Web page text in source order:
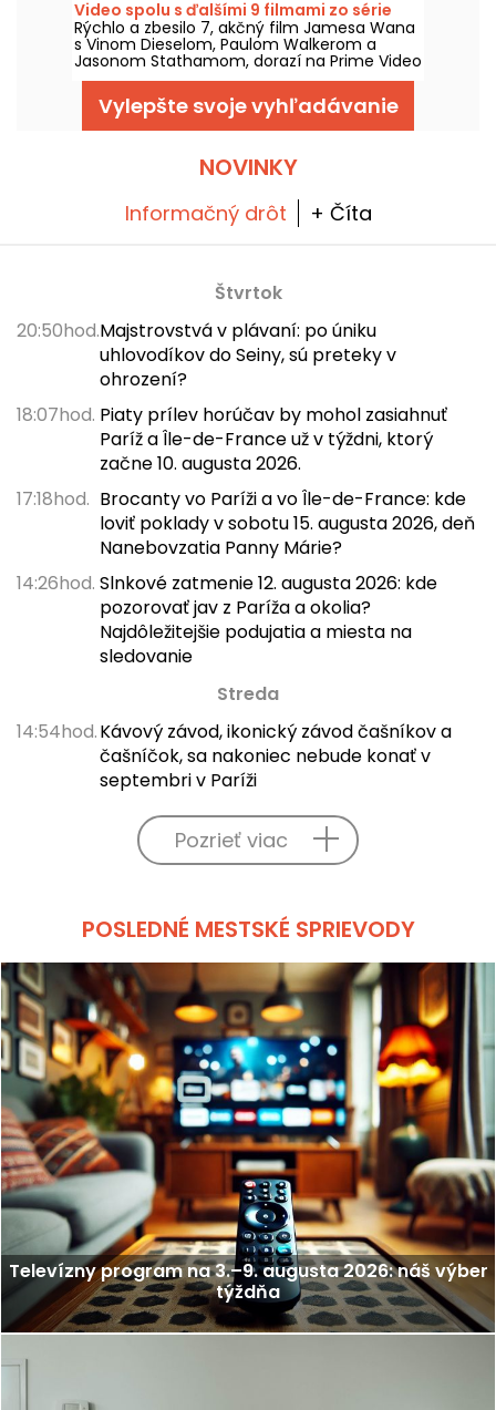
Video spolu s ďalšími 9 filmami zo série
Rýchlo a zbesilo 7, akčný film Jamesa Wana
s Vinom Dieselom, Paulom Walkerom a
Jasonom Stathamom, dorazí na Prime Video
1. augusta 2026 spolu s viacerými dielmi
Vylepšte svoje vyhľadávanie
NOVINKY
Informačný drôt + Číta
Štvrtok
20:50hod.Majstrovstvá v plávaní: po úniku
uhlovodíkov do Seiny, sú preteky v
ohrození?
18:07hod. Piaty prílev horúčav by mohol zasiahnuť
Paríž a Île-de-France už v týždni, ktorý
začne 10. augusta 2026.
17:18hod. Brocanty vo Paríži a vo Île-de-France: kde
loviť poklady v sobotu 15. augusta 2026, deň
Nanebovzatia Panny Márie?
14:26hod. Slnkové zatmenie 12. augusta 2026: kde
pozorovať jav z Paríža a okolia?
Najdôležitejšie podujatia a miesta na
sledovanie
Streda
14:54hod.Kávový závod, ikonický závod čašníkov a
čašníčok, sa nakoniec nebude konať v
septembri v Paríži
Pozrieť viac
POSLEDNÉ MESTSKÉ SPRIEVODY
Televízny program na 3.–9. augusta 2026: náš výber
týždňa